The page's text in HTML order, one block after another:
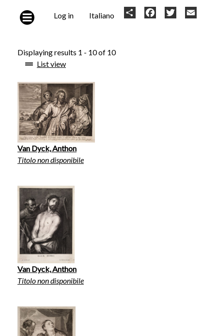
User
Log in Italiano Share FacebookTwitter
Displaying results 1 - 10 of 10
List view
Van Dyck, Anthon
Titolo non disponibile
Van Dyck, Anthon
Titolo non disponibile